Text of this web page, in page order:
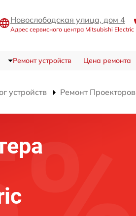
Новослободская улица, дом 4
Адрес сервисного центра Mitsubishi Electric
Ремонт устройств Цена ремонта
устройств Ремонт Проекторов